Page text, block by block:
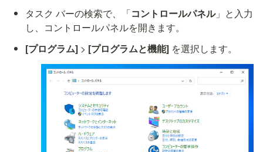
タスク バーの検索で、「コントロールパネル」と入力
し、コントロールパネルを開きます。
[プログラム] > [プログラムと機能] を選択します。